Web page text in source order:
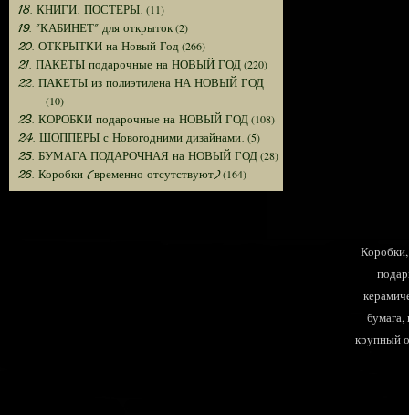
18. КНИГИ. ПОСТЕРЫ. (11)
19. "КАБИНЕТ" для открыток(2)
20. ОТКРЫТКИ на Новый Год (266)
21. ПАКЕТЫ подарочные на НОВЫЙ ГОД(220)
22. ПАКЕТЫ из полиэтилена НА НОВЫЙ ГОД
(10)
23. КОРОБКИ подарочные на НОВЫЙ ГОД(108)
24. ШОППЕРЫ с Новогодними дизайнами. (5)
25. БУМАГА ПОДАРОЧНАЯ на НОВЫЙ ГОД(28)
26. Коробки (временно отсутствуют)(164)
крупный